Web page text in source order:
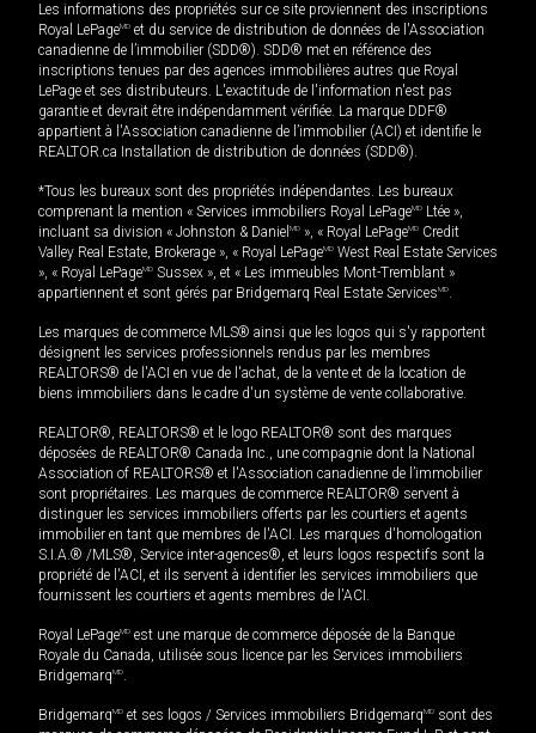
Les informations des propriétés sur ce site proviennent des inscriptions
Royal LePageMD et du service de distribution de données de l'Association
canadienne de l’immobilier (SDD®). SDD® met en référence des
inscriptions tenues par des agences immobilières autres que Royal
LePage et ses distributeurs. L'exactitude de l'information n'est pas
garantie et devrait être indépendamment vérifiée. La marque DDF®
appartient à l'Association canadienne de l’immobilier (ACI) et identifie le
REALTOR.ca Installation de distribution de données (SDD®).
*Tous les bureaux sont des propriétés indépendantes. Les bureaux
comprenant la mention « Services immobiliers Royal LePageMD Ltée »,
incluant sa division « Johnston & Daniel MD », « Royal LePageMD Credit
Valley Real Estate, Brokerage », « Royal LePageMD West Real Estate Services
», « Royal LePageMD Sussex », et « Les immeubles Mont-Tremblant »
appartiennent et sont gérés par Bridgemarq Real Estate ServicesMD.
Les marques de commerce MLS® ainsi que les logos qui s'y rapportent
désignent les services professionnels rendus par les membres
REALTORS® de l'ACI en vue de l'achat, de la vente et de la location de
biens immobiliers dans le cadre d'un système de vente collaborative.
REALTOR®, REALTORS® et le logo REALTOR® sont des marques
déposées de REALTOR® Canada Inc., une compagnie dont la National
Association of REALTORS® et l'Association canadienne de l’immobilier
sont propriétaires. Les marques de commerce REALTOR® servent à
distinguer les services immobiliers offerts par les courtiers et agents
immobilier en tant que membres de l'ACI. Les marques d'homologation
S.I.A.® /MLS®, Service inter-agences®, et leurs logos respectifs sont la
propriété de l'ACI, et ils servent à identifier les services immobiliers que
fournissent les courtiers et agents membres de l'ACI.
Royal LePageMD est une marque de commerce déposée de la Banque
Royale du Canada, utilisée sous licence par les Services immobiliers
BridgemarqMD.
BridgemarqMD et ses logos / Services immobiliers BridgemarqMD sont des